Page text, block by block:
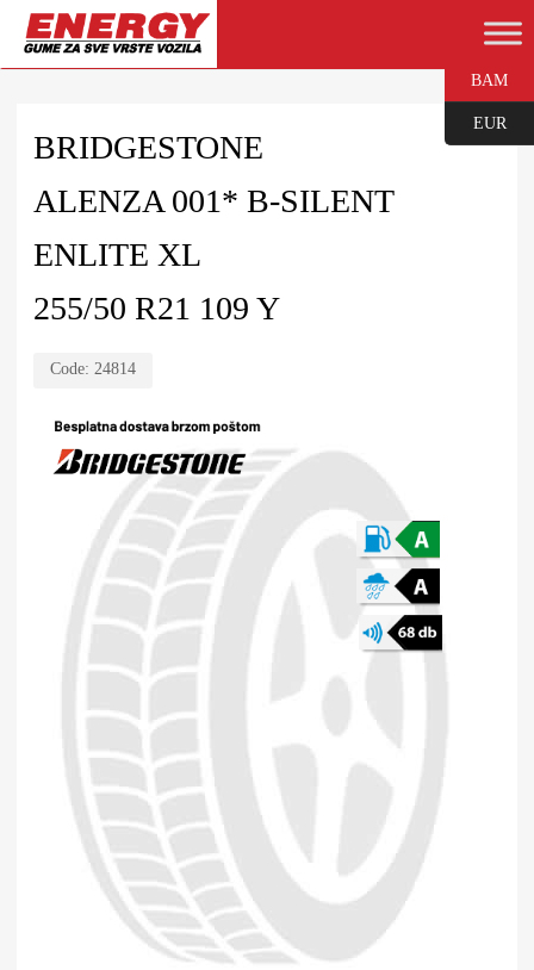
BRIDGESTONE
ALENZA 001* B-SILENT
ENLITE XL
255/50 R21 109 Y
Code: 24814
BAM
EUR